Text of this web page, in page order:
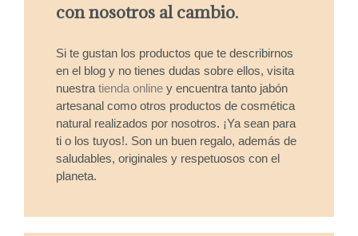
con nosotros al cambio.
Si te gustan los productos que te describirnos
en el blog y no tienes dudas sobre ellos, visita
nuestra tienda online y encuentra tanto jabón
artesanal como otros productos de cosmética
natural realizados por nosotros. ¡Ya sean para
ti o los tuyos!. Son un buen regalo, además de
saludables, originales y respetuosos con el
planeta.